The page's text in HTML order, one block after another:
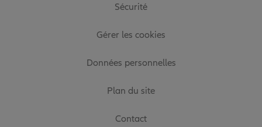
Sécurité
Gérer les cookies
Données personnelles
Plan du site
Contact